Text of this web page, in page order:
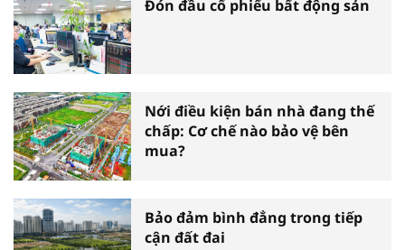
Đón đầu cổ phiếu bất động sản
Nới điều kiện bán nhà đang thế
chấp: Cơ chế nào bảo vệ bên
mua?
Bảo đảm bình đẳng trong tiếp
cận đất đai